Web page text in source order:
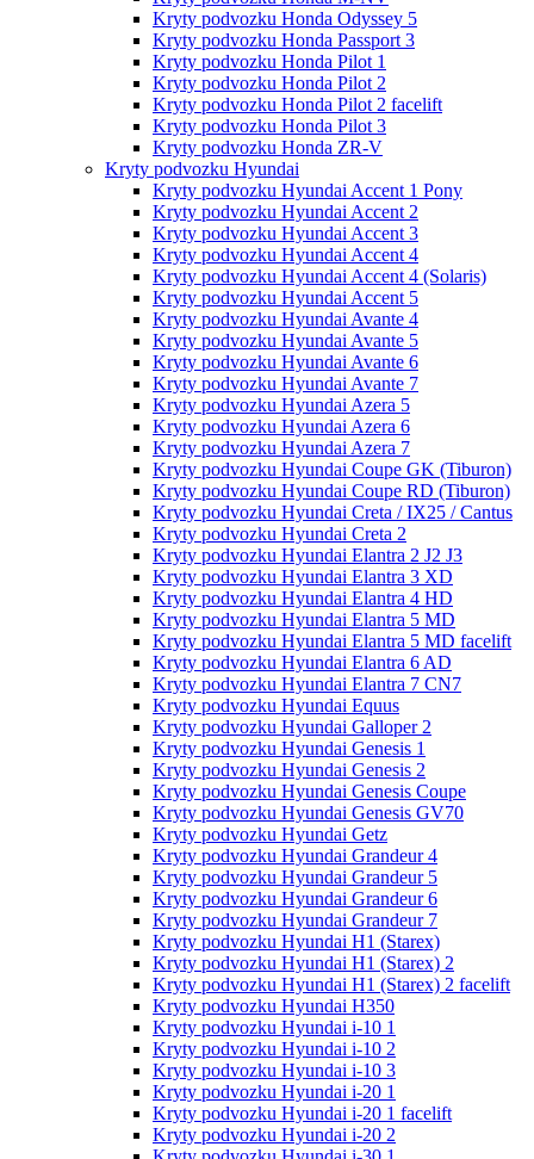
Kryty podvozku Honda Odyssey 5
Kryty podvozku Honda Passport 3
Kryty podvozku Honda Pilot 1
Kryty podvozku Honda Pilot 2
Kryty podvozku Honda Pilot 2 facelift
Kryty podvozku Honda Pilot 3
Kryty podvozku Honda ZR-V
Kryty podvozku Hyundai
Kryty podvozku Hyundai Accent 1 Pony
Kryty podvozku Hyundai Accent 2
Kryty podvozku Hyundai Accent 3
Kryty podvozku Hyundai Accent 4
Kryty podvozku Hyundai Accent 4 (Solaris)
Kryty podvozku Hyundai Accent 5
Kryty podvozku Hyundai Avante 4
Kryty podvozku Hyundai Avante 5
Kryty podvozku Hyundai Avante 6
Kryty podvozku Hyundai Avante 7
Kryty podvozku Hyundai Azera 5
Kryty podvozku Hyundai Azera 6
Kryty podvozku Hyundai Azera 7
Kryty podvozku Hyundai Coupe GK (Tiburon)
Kryty podvozku Hyundai Coupe RD (Tiburon)
Kryty podvozku Hyundai Creta / IX25 / Cantus
Kryty podvozku Hyundai Creta 2
Kryty podvozku Hyundai Elantra 2 J2 J3
Kryty podvozku Hyundai Elantra 3 XD
Kryty podvozku Hyundai Elantra 4 HD
Kryty podvozku Hyundai Elantra 5 MD
Kryty podvozku Hyundai Elantra 5 MD facelift
Kryty podvozku Hyundai Elantra 6 AD
Kryty podvozku Hyundai Elantra 7 CN7
Kryty podvozku Hyundai Equus
Kryty podvozku Hyundai Galloper 2
Kryty podvozku Hyundai Genesis 1
Kryty podvozku Hyundai Genesis 2
Kryty podvozku Hyundai Genesis Coupe
Kryty podvozku Hyundai Genesis GV70
Kryty podvozku Hyundai Getz
Kryty podvozku Hyundai Grandeur 4
Kryty podvozku Hyundai Grandeur 5
Kryty podvozku Hyundai Grandeur 6
Kryty podvozku Hyundai Grandeur 7
Kryty podvozku Hyundai H1 (Starex)
Kryty podvozku Hyundai H1 (Starex) 2
Kryty podvozku Hyundai H1 (Starex) 2 facelift
Kryty podvozku Hyundai H350
Kryty podvozku Hyundai i-10 1
Kryty podvozku Hyundai i-10 2
Kryty podvozku Hyundai i-10 3
Kryty podvozku Hyundai i-20 1
Kryty podvozku Hyundai i-20 1 facelift
Kryty podvozku Hyundai i-20 2